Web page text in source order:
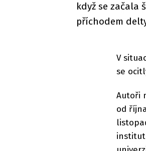
když se začala
příchodem
V
se
Autoři
od